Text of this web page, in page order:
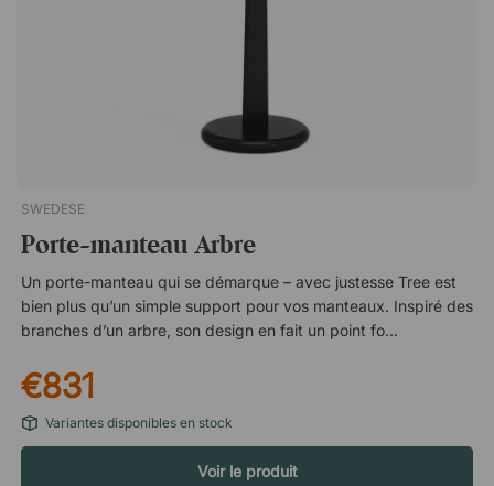
SWEDESE
Porte-manteau Arbre
Un porte-manteau qui se démarque – avec justesse Tree est
bien plus qu’un simple support pour vos manteaux. Inspiré des
branches d’un arbre, son design en fait un point focal naturel
la place pour tout ce que vous utilisez au quotidien Ses
nombreux crochets offrent un espace généreux pour
manteaux et sacs, sans donner une impression
d’encombrement. Plus besoin d’empiler les vêtements : vous
bénéficiez d’un rangement clair et facilement accessible, où
€831
Variantes disponibles en stock
Voir le produit